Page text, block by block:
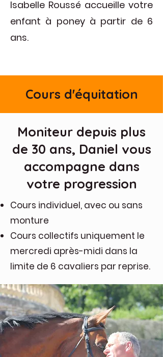
Isabelle Roussé accueille votre
enfant à poney à partir de 6
ans.
Cours d'équitation
Moniteur depuis plus
de 30 ans, Daniel vous
accompagne dans
votre progression
Cours individuel, avec ou sans
monture
Cours collectifs uniquement le
mercredi après-midi dans la
limite de 6 cavaliers par reprise.